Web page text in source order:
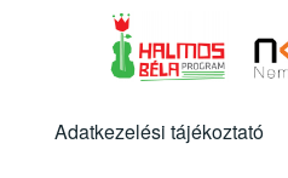
Adatkezelési tájékoztató